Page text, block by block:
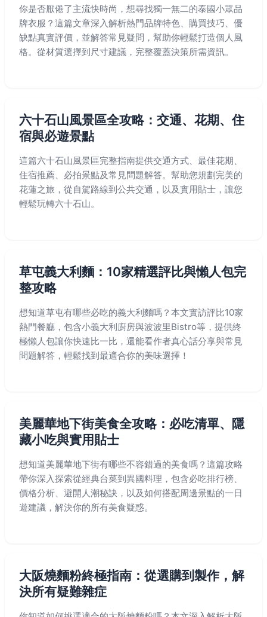
你是否厭倦了主流快時尚，想尋找獨一無二的泰國小眾品
牌衣服？這篇文章深入解析熱門品牌特色、購買技巧、優
缺點真實評價，並解答常見疑問，幫助你輕鬆打造個人風
格。從材質選擇到尺寸建議，完整覆蓋決策所需資訊。
六十石山風景區全攻略：交通、花期、住
宿與必遊景點
這篇六十石山風景區完整指南提供交通方式、最佳花期、
住宿推薦、必拍景點及常見問題解答。幫助您規劃完美的
花蓮之旅，從自駕路線到公共交通，以及實用貼士，讓您
輕鬆玩轉六十石山。
草屯義大利麵：10家精選評比與懶人包完
整攻略
想知道草屯有哪些必吃的義大利麵嗎？本文實訪評比10家
熱門餐廳，包含小義大利廚房與波波里Bistro等，提供終
極懶人包讓你快速比一比，還能看作者真心話分享與常見
問題解答，輕鬆找到最適合你的美味選擇！
美麗華地下街美食全攻略：必吃清單、隱
藏小吃與實用貼士
想知道美麗華地下街有哪些不容錯過的美食嗎？這篇攻略
帶你深入探索從經典台菜到異國料理，包含必吃排行榜、
價格分析、避開人潮秘訣，以及如何搭配周邊景點的一日
遊建議，解決你的所有美食疑惑。
大阪燒麵粉終極指南：從選購到製作，解
決所有疑難雜症